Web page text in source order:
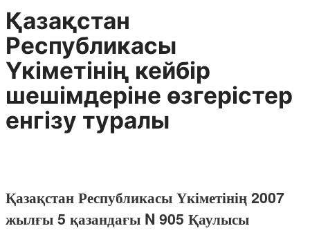
Қазақстан
Республикасы
Үкіметінің кейбір
шешімдеріне өзгерістер
енгізу туралы
Қазақстан Республикасы Үкіметінің 2007
жылғы 5 қазандағы N 905 Қаулысы